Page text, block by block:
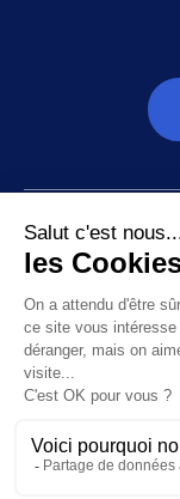
JT
ÉCONOMIE
CULTURE &
SPORT